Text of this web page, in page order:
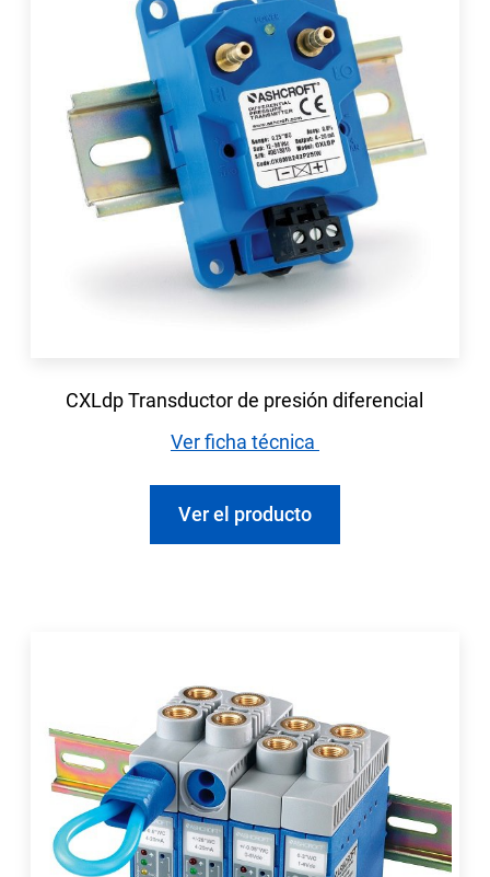
CXLdp Transductor de presión diferencial
Ver ficha técnica
Ver el producto